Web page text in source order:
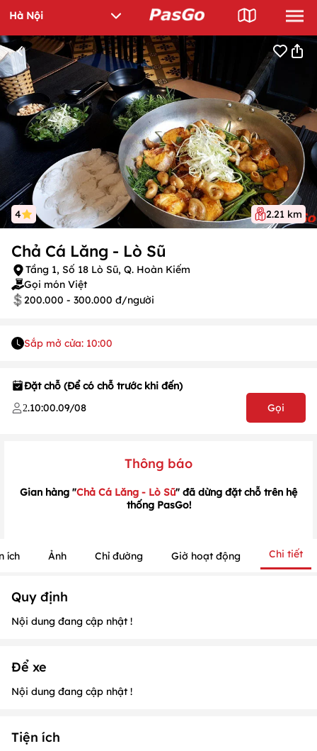
4 2.21 km
Chả Cá Lăng - Lò Sũ
Tầng 1, Số 18 Lò Sũ, Q. Hoàn Kiếm
Gọi món Việt
200.000 - 300.000 đ/người
Sắp mở cửa: 10:00
Đặt chỗ (Để có chỗ trước khi đến)
2.10:00.09/08 Gọi
Thông báo
Gian hàng "Chả Cá Lăng - Lò Sũ" đã dừng đặt chỗ trên hệ
thống PasGo!
ích Ảnh Chỉ đường Giờ hoạt động Chi tiết
Quy định
Nội dung đang cập nhật !
Để xe
Nội dung đang cập nhật !
Tiện ích
1